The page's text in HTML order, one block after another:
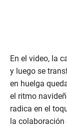
En el video, la
y luego se
en huelga
el ritmo
radica en el
la